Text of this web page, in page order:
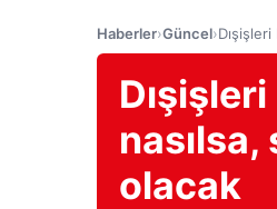
Haberler›Güncel›
Dışişleri
nasılsa,
olacak